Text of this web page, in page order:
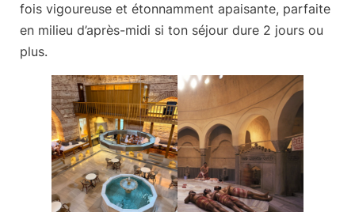
fois vigoureuse et étonnamment apaisante, parfaite
en milieu d’après-midi si ton séjour dure 2 jours ou
plus.